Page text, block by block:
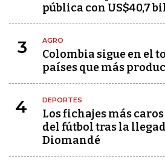
pública con US$40,7
3 AGRO
Colombia sigue en el
países que más
4 DEPORTES
Los fichajes más
del fútbol tras la
Diomandé